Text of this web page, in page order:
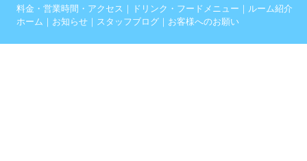
料金・営業時間・アクセス ｜ ドリンク・フードメニュー ｜ ルーム紹介
ホーム ｜ お知らせ ｜ スタッフブログ ｜ お客様へのお願い